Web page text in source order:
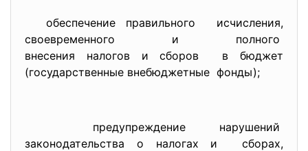
обеспечение правильного исчисления,
своевременного и полного
внесения налогов и сборов в бюджет
(государственные внебюджетные фонды);
предупреждение нарушений
законодательства о налогах и сборах,